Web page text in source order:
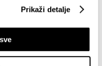
geografskoj lokaciji,
od nekoliko metara
što ćemo aktivno
("uzimanje
Prikaži detalje
im i dalje padati
šopinga